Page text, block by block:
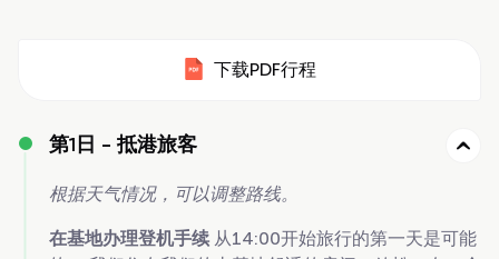
下载PDF行程
第1日 -抵港旅客
根据天气情况，可以调整路线。
在基地办理登机手续 从14:00开始旅行的第一天是可能